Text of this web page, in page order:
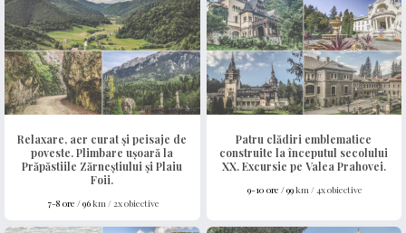
Relaxare, aer curat și peisaje de
poveste. Plimbare ușoară la
Prăpăstiile Zărneștiului și Plaiu
Foii.
7-8 ore /96km / 2x obiective
Patru clădiri emblematice
construite la începutul secolului
XX. Excursie pe Valea Prahovei.
9-10 ore /99km / 4x obiective